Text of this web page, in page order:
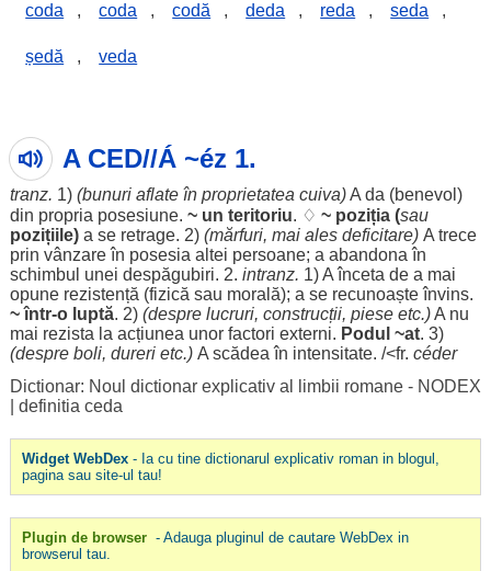
coda , coda , codă , deda , reda , seda ,
ședă , veda
A CED//Á ~éz 1.
tranz. 1) (bunuriaflate în proprietatea cuiva)A da (benevol )
din propria posesiune. ~ un teritoriu. ♢ ~ poziția(sau
pozițiile) a se retrage. 2) (mărfuri, mai ales deficitare) A trece
prin vânzare în posesia altei persoane; a abandona în
schimbul unei despăgubiri. 2. intranz. 1) Aînceta de a mai
opune rezistență (fizică sau morală); a se recunoaște învins.
~ într-o luptă. 2) (despre lucruri, construcții, pieseetc.)A nu
mai rezista la acțiunea unor factori externi. Podul ~at. 3)
(despre boli, durerietc.) A scădea în intensitate. /<fr. céder
Dictionar: Noul dictionar explicativ al limbii romane - NODEX
definitia ceda
Widget WebDex- Ia cu tine dictionarul explicativ roman in blogul,
pagina sau site-ul tau!
Plugin de browser - Adauga pluginul de cautare WebDex in
browserul tau.